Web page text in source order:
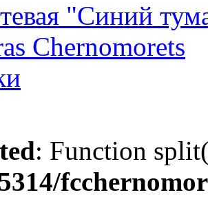
"Синий
Chernomorets
: Function